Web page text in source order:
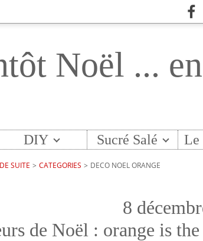
Noël ...
DIY Sucré Salé Le
SUITE > CATEGORIES > DECO NOEL ORANGE
8
de Noël : orange is